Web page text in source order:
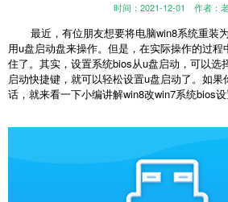
时间：2021-12-01 作者：
最近，有位朋友想要将电脑win8系统重装
用u盘启动盘来操作。但是，在实际操作的过
住了。其实，设置系统bios从u盘启动，可以选
启动快捷键，就可以轻松设置u盘启动了。如
话，就来看一下小编讲解win8改win7系统bios设